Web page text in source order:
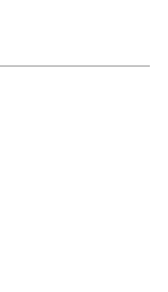
chống lại
thương
trợ sức khỏe
giúp cải